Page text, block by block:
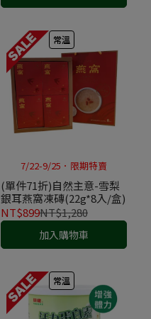
常溫
7/22-9/25．限期特賣
(單件71折)自然主意-雪梨
銀耳燕窩凍磚(22g*8入/盒)
NT$899NT$1,280
加入購物車
常溫